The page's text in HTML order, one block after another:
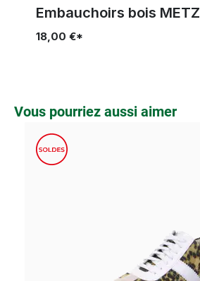
Embauchoirs bois METZ
18,00 €*
Ignorer la galerie de produits
Vous pourriez aussi aimer